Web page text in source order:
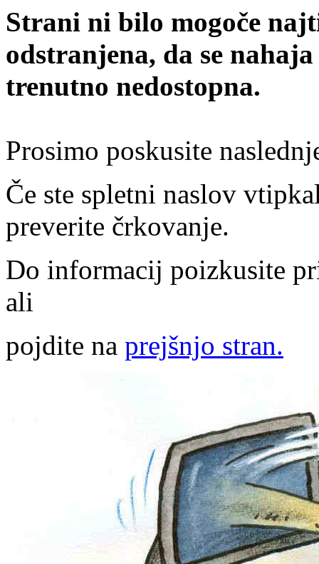
Strani ni bilo mogoče
odstranjena, da se
trenutno nedostopna.
Prosimo poskusite
Če ste spletni naslov
preverite črkovanje.
Do informacij poizkusite
ali
pojdite na prejšnjo stran.